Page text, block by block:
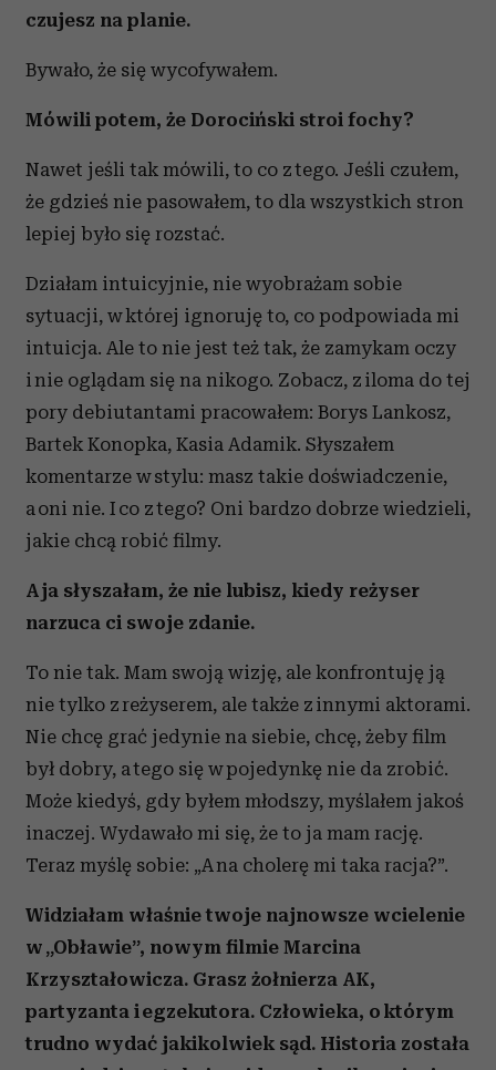
czujesz na planie.
Bywało, że się wycofywałem.
Mówili potem, że Dorociński stroi fochy?
Nawet jeśli tak mówili, to co z tego. Jeśli czułem,
że gdzieś nie pasowałem, to dla wszystkich stron
lepiej było się rozstać.
Działam intuicyjnie, nie wyobrażam sobie
sytuacji, w której ignoruję to, co podpowiada mi
intuicja. Ale to nie jest też tak, że zamykam oczy
i nie oglądam się na nikogo. Zobacz, z iloma do tej
pory debiutantami pracowałem: Borys Lankosz,
Bartek Konopka, Kasia Adamik. Słyszałem
komentarze w stylu: masz takie doświadczenie,
a oni nie. I co z tego? Oni bardzo dobrze wiedzieli,
jakie chcą robić filmy.
A ja słyszałam, że nie lubisz, kiedy reżyser
narzuca ci swoje zdanie.
To nie tak. Mam swoją wizję, ale konfrontuję ją
nie tylko z reżyserem, ale także z innymi aktorami.
Nie chcę grać jedynie na siebie, chcę, żeby film
był dobry, a tego się w pojedynkę nie da zrobić.
Może kiedyś, gdy byłem młodszy, myślałem jakoś
inaczej. Wydawało mi się, że to ja mam rację.
Teraz myślę sobie: „A na cholerę mi taka racja?”.
Widziałam właśnie twoje najnowsze wcielenie
w „Obławie”, nowym filmie Marcina
Krzyształowicza. Grasz żołnierza AK,
partyzanta i egzekutora. Człowieka, o którym
trudno wydać jakikolwiek sąd. Historia została